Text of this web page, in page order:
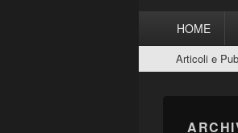
principaleHOME
secondario
Articoli e